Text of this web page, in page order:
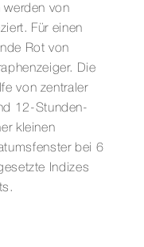
werden von
Für einen
Rot von
Die
von zentraler
12-Stunden-
kleinen
bei 6
Indizes